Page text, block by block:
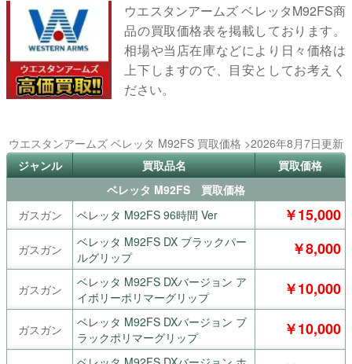
ウエスタンアームズ ベレッタM92FS商
品の買取価格表を掲載しております。
相場や当店在庫などにより日々価格は
上下しますので、目安としてお考えく
ださい。
ウエスタンアームズ ベレッタ M92FS 買取価格 >2026年8月7日更新
ジャンル
買取品名
買取価格
ベレッタ M92FS 買取価格
ガスガン
ベレッタ M92FS 96時間 Ver ￥15,000
ガスガン
ベレッタ M92FS DX ブラックパー
ルグリップ
￥8,000
ガスガン
ベレッタ M92FS DXバージョン ア
イボリーポリマーグリップ
￥10,000
ガスガン
ベレッタ M92FS DXバージョン ブ
ラックポリマーグリップ
￥10,000